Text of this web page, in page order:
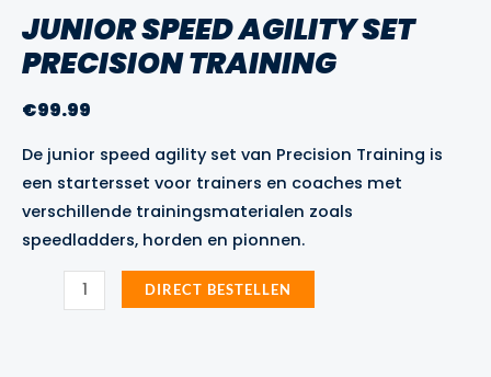
JUNIOR SPEED AGILITY SET
PRECISION TRAINING
€99.99
De junior speed agility set van Precision Training is
een startersset voor trainers en coaches met
verschillende trainingsmaterialen zoals
speedladders, horden en pionnen.
Junior
Agility
DIRECT BESTELLEN